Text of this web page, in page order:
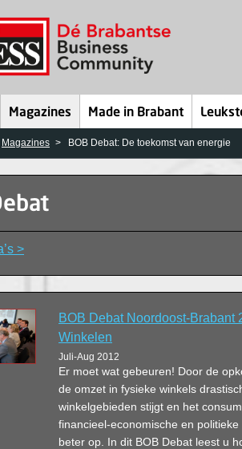
Magazines Made in Brabant
Magazines BOB Debat: De toekomst van energie
>
BOB Debat Noordoost-Brabant
Winkelen
Juli-Aug 2012
Er moet wat gebeuren! Door de
de omzet in fysieke winkels
winkelgebieden stijgt en het
financieel-economische en
beter op. In dit BOB Debat leest u